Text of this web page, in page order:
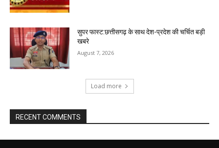
सुपर फास्ट:छत्तीसगढ़ के साथ देश-प्रदेश की चर्चित बड़ी
खबरे
August 7, 2026
Load more
RECENT COMMENTS